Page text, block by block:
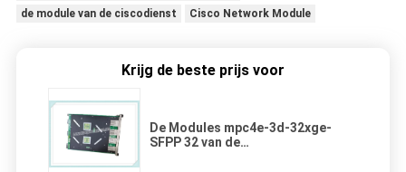
de module van de ciscodienst
Cisco Network Module
Krijg de beste prijs voor
De Modules mpc4e-3d-32xge-
SFPP 32 van de